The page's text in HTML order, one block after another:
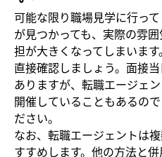
可能な限り職場見学に行っ
が見つかっても、実際の雰
担が大きくなってしまいま
直接確認しましょう。面接
ありますが、転職エージェ
開催していることもあるの
ださい。
なお、転職エージェントは
すすめします。他の方法と